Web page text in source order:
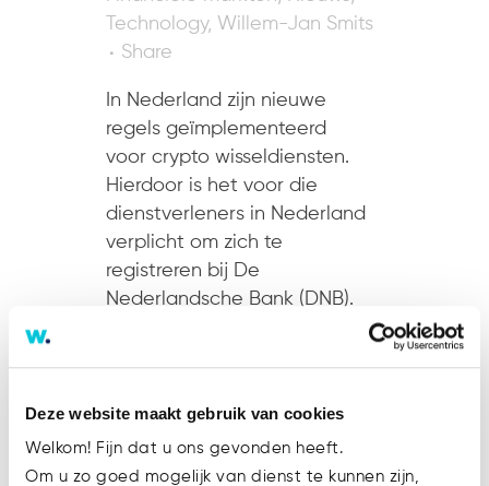
Deze website maakt gebruik van cookies
Welkom! Fijn dat u ons gevonden heeft.
Om u zo goed mogelijk van dienst te kunnen zijn,
Technology, Willem-Jan Smits
Share
In Nederland zijn nieuwe
regels geïmplementeerd
voor crypto wisseldiensten.
Hierdoor is het voor die
dienstverleners in Nederland
verplicht om zich te
registreren bij De
Nederlandsche Bank (DNB).